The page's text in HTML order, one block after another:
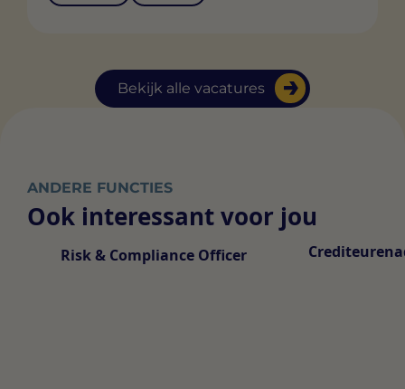
Bekijk alle vacatures
ANDERE FUNCTIES
Ook interessant voor jou
Risk & Compliance Officer